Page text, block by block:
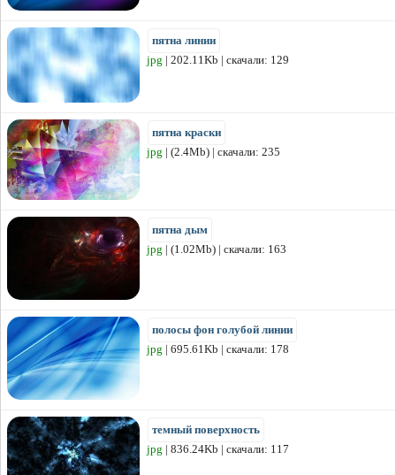
пятна линии
jpg | 202.11Kb | скачали: 129
пятна краски
jpg | (2.4Mb) | скачали: 235
пятна дым
jpg | (1.02Mb) | скачали: 163
полосы фон голубой линии
jpg | 695.61Kb | скачали: 178
темный поверхность
jpg | 836.24Kb | скачали: 117